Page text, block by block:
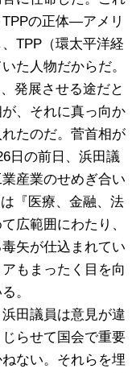
の正体―アメリ
TPP（環太平洋経
た人物だからだ。
発展させる途だと
、それに真っ向か
たのだ。菅首相が
日の前日、浜田議
産業のせめぎ合い
『医療、金融、法
広範囲にわたり、
矢が仕込まれてい
もまったく目を向
。
田議員は意見が違
らせて国会で重要
ない。それらを埋